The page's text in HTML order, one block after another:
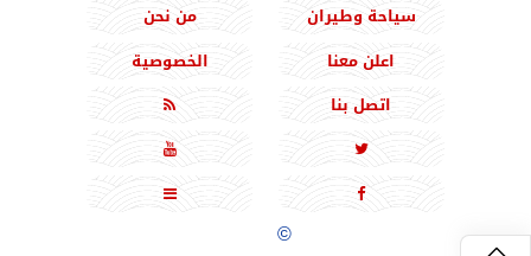
سياحة وطيران
من نحن
اعلن معنا
الخصوصية
اتصل بنا





جميع الحقوق محفوظة©